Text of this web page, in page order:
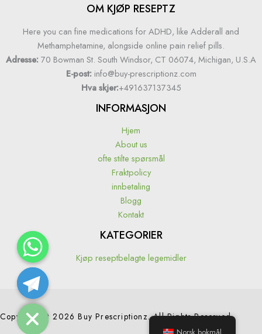
OM KJØP RESEPTZ
Here you can fine medications for ADHD, like Adderall and
Methamphetamine, alongside online pain relief pills.
Adresse: 70 Bowman St. South Windsor, CT 06074, Michigan, U.S.A
E-post: info@buy-prescriptionz.com
Hva skjer:+491637137345
INFORMASJON
Hjem
About us
ofte stilte spørsmål
Fraktpolicy
innbetaling
Blogg
Kontakt
KATEGORIER
Kjøp reseptbelagte legemidler
Copyright © 2026 Buy Prescriptionz. All Rights Reserved.
chaty